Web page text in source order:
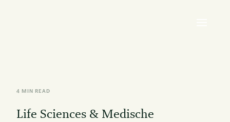
4 MIN READ
Life Sciences & Medische